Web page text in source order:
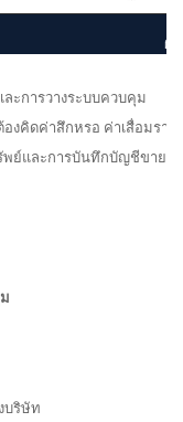
ผู้
ะการวางระบบควบคุม
งคิดค่าสึกหรอ ค่าเสื่อมราค
ย์และการบันทึกบัญชีขายสิ
บริษัท